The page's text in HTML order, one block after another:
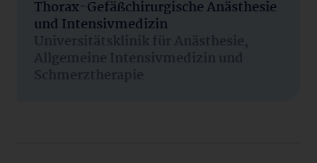
Thorax-Gefäßchirurgische Anästhesie
und Intensivmedizin
Universitätsklinik für Anästhesie,
Allgemeine Intensivmedizin und
Schmerztherapie